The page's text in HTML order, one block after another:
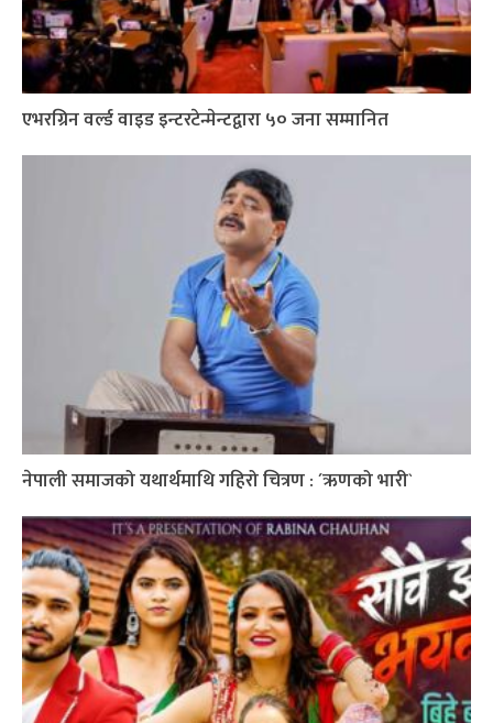
एभरग्रिन वर्ल्ड वाइड इन्टरटेन्मेन्टद्वारा ५० जना सम्मानित
नेपाली समाजको यथार्थमाथि गहिरो चित्रण : ´ऋणको भारी`